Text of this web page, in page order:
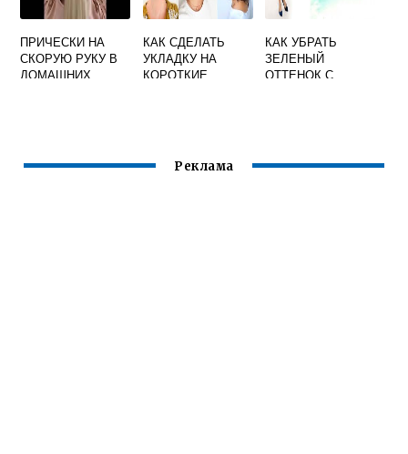
ПРИЧЕСКИ НА
СКОРУЮ РУКУ В
ДОМАШНИХ
КАК СДЕЛАТЬ
УКЛАДКУ НА
КОРОТКИЕ
КАК УБРАТЬ
ЗЕЛЕНЫЙ
ОТТЕНОК С
Реклама